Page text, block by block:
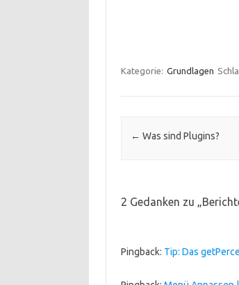
Kategorie: Grundlagen
Beitrags-Navigation
← Was sind Plugins?
2 Gedanken zu „
Pingback: Tip: Das